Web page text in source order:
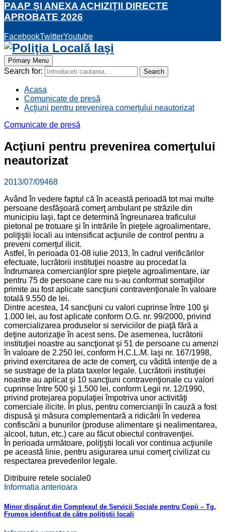
PAAP ȘI ANEXA ACHIZIȚII DIRECTE
APROBATE 2026
FacebookTwitterYoutube
Primary Menu
Search for: Search
Acasa
Comunicate de presă
Acţiuni pentru prevenirea comerţului neautorizat
Comunicate de presă
Acţiuni pentru prevenirea comerţului
neautorizat
2013/07/09468
Având în vedere faptul că în această perioadă tot mai multe
persoane desfăşoară comerţ ambulant pe străzile din
municipiu Iaşi, fapt ce determină îngreunarea traficului
pietonal pe trotuare şi în intrările în pieţele agroalimentare,
poliţiştii locali au intensificat acţiunile de control pentru a
preveni comerţul ilicit.
Astfel, în perioada 01-08 iulie 2013, în cadrul verificărilor
efectuate, lucrătorii instituţiei noastre au procedat la
îndrumarea comercianţilor spre pieţele agroalimentare, iar
pentru 75 de persoane care nu s-au conformat somaţiilor
primite au fost aplicate sancţiuni contravenţionale în valoare
totală 9.550 de lei.
Dintre acestea, 14 sancţiuni cu valori cuprinse între 100 şi
1.000 lei, au fost aplicate conform O.G. nr. 99/2000, privind
comercializarea produselor si serviciilor de piaţă fără a
deţine autorizaţie în acest sens. De asemenea, lucrătorii
instituţiei noastre au sancţionat şi 51 de persoane cu amenzi
în valoare de 2.250 lei, conform H.C.L.M. Iaşi nr. 167/1998,
privind exercitarea de acte de comerţ, cu vădită intenţie de a
se sustrage de la plata taxelor legale. Lucrătorii instituţiei
noastre au aplicat şi 10 sancţiuni contravenţionale cu valori
cuprinse între 500 şi 1.500 lei, conform Legii nr. 12/1990,
privind protejarea populaţiei împotriva unor activităţi
comerciale ilicite. În plus, pentru comercianţii în cauză a fost
dispusă şi măsura complementară a ridicării în vederea
confiscării a bunurilor (produse alimentare şi nealimentarea,
alcool, tutun, etc.) care au făcut obiectul contravenţiei.
În perioada următoare, poliţiştii locali vor continua acţiunile
pe această linie, pentru asigurarea unui comerţ civilizat cu
respectarea prevederilor legale.
Ditribuire retele sociale0
Informatia anterioara
Minor dispărut din Complexul de Servicii Sociale pentru Copii – Tg.
Frumos identificat de către poliţiştii locali